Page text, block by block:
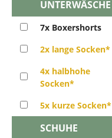
UNTERWÄSCHE
7x Boxershorts
2x lange Socken*
4x halbhohe
Socken*
5x kurze Socken*
SCHUHE